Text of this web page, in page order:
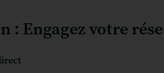
: Engagez votre